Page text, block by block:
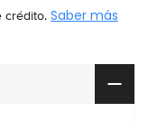
crédito. Saber más